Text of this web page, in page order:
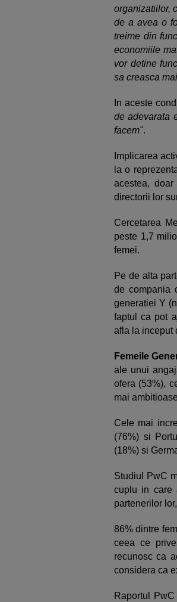
organizatiilor,
de a avea o
treime din
economiile
vor detine
sa creasca
In aceste
de adevarata
facem".
Implicarea
la o
acestea,
directorii lor
Cercetarea
peste 1,7
femei.
Pe de alta
de compania
generatiei Y
faptul ca pot
afla la inceput
Femeile
ale unui
ofera (53%),
mai
Cele mai
(76%) si
(18%) si
Studiul PwC
cuplu in care
partenerilor
86% dintre
ceea ce
recunosc ca
considera ca
Raportul